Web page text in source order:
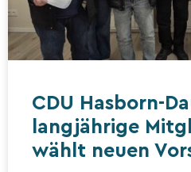
CDU Hasborn-
langjährige
wählt neuen